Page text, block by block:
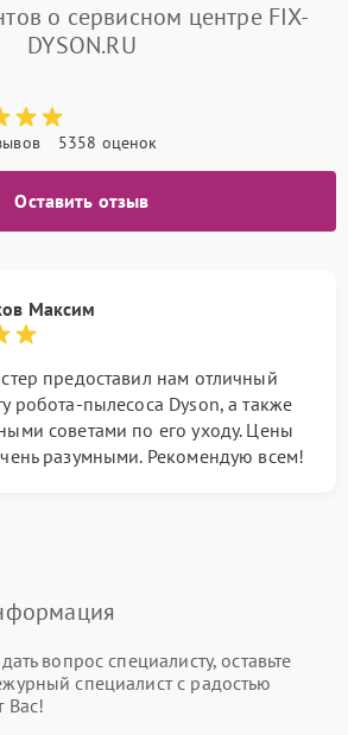
о сервисном центре FIX-
DYSON.RU
5358 оценок
Оставить отзыв
Максим
предоставил нам отличный
робота-пылесоса Dyson, а также
советами по его уходу. Цены
разумными. Рекомендую всем!
вопрос специалисту, оставьте
специалист с радостью
Вас!